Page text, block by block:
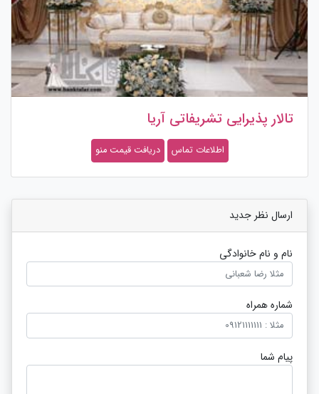
تالار پذیرایی تشریفاتی آریا
اطلاعات تماس دریافت قیمت منو
ارسال نظر جدید
نام و نام خانوادگی
شماره همراه
پیام شما